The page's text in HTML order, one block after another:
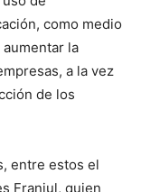
como medio
la
a la vez
de los
entre estos el
Franjul, quien